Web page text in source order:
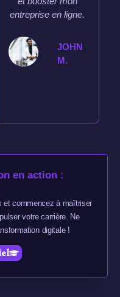
entreprise en ligne.
JOHN
M.
en action :
et commencez à maîtriser
votre carrière. Ne
digitale !